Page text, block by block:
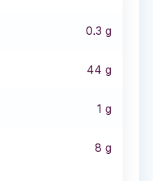
0.3 g
44 g
1 g
8 g